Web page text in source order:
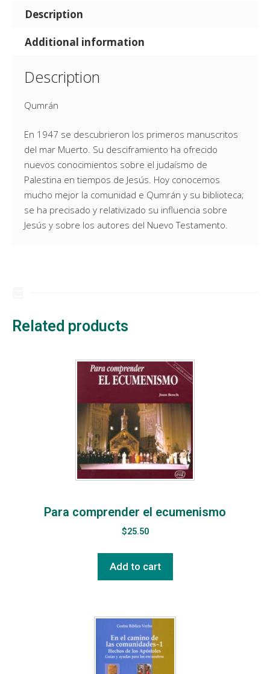
Description
Additional information
Description
Qumrán
En 1947 se descubrieron los primeros manuscritos
del mar Muerto. Su desciframiento ha ofrecido
nuevos conocimientos sobre el judaísmo de
Palestina en tiempos de Jesús. Hoy conocemos
mucho mejor la comunidad e Qumrán y su biblioteca;
se ha precisado y relativizado su influencia sobre
Jesús y sobre los autores del Nuevo Testamento.
Related products
Para comprender el ecumenismo
$25.50
Add to cart